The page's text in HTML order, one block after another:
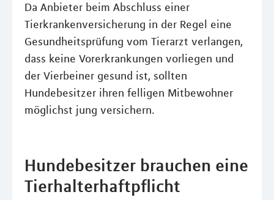
Da Anbieter beim Abschluss einer
Tierkrankenversicherung in der Regel eine
Gesundheitsprüfung vom Tierarzt verlangen,
dass keine Vorerkrankungen vorliegen und
der Vierbeiner gesund ist, sollten
Hundebesitzer ihren felligen Mitbewohner
möglichst jung versichern.
Hundebesitzer brauchen eine
Tierhalterhaftpflicht